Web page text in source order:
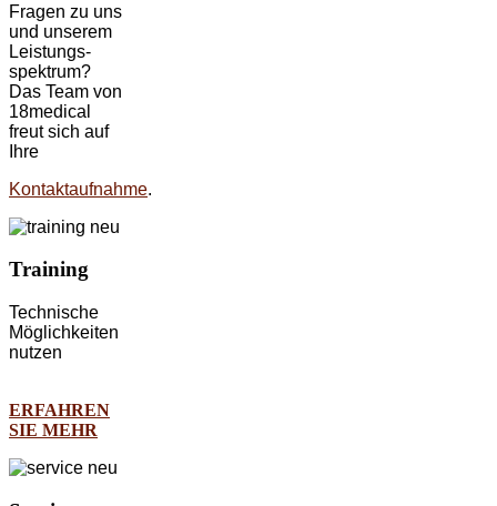
Fragen zu uns
und unserem
Leistungs-
spektrum?
Das Team von
18medical
freut sich auf
Ihre
Kontaktaufnahme.
Training
Technische
Möglichkeiten
nutzen
ERFAHREN
SIE MEHR